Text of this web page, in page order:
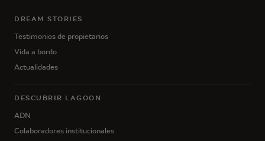
DREAM STORIES
Testimonios de propietarios
Vida a bordo
Actualidades
DESCUBRIR LAGOON
ADN
Colaboradores institucionales